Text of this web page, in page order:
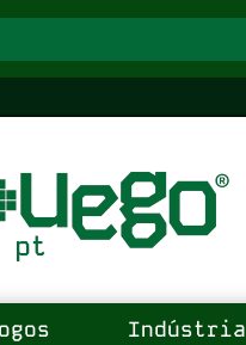
Indústria